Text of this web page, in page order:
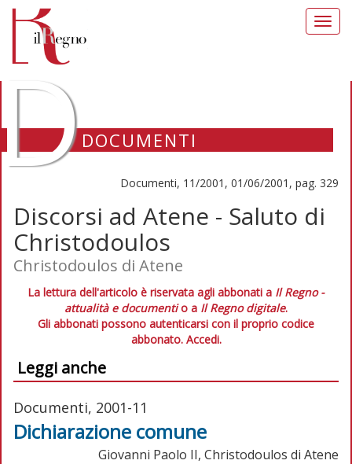
DOCUMENTI
Documenti, 11/2001, 01/06/2001, pag. 329
Discorsi ad Atene - Saluto di
Christodoulos
Christodoulos di Atene
La lettura dell'articolo è riservata agli abbonati a Il Regno -
attualità e documentio a Il Regno digitale.
Gli abbonati possono autenticarsi con il proprio codice
abbonato. Accedi.
Leggi anche
Documenti, 2001-11
Dichiarazione comune
Giovanni Paolo II, Christodoulos di Atene